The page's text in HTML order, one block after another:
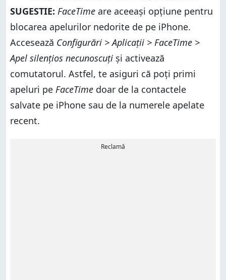
SUGESTIE: FaceTime are aceeași opțiune pentru
blocarea apelurilor nedorite de pe iPhone.
Accesează Configurări > Aplicații > FaceTime >
Apel silențios necunoscuți și activează
comutatorul. Astfel, te asiguri că poți primi
apeluri pe FaceTime doar de la contactele
salvate pe iPhone sau de la numerele apelate
recent.
Reclamă